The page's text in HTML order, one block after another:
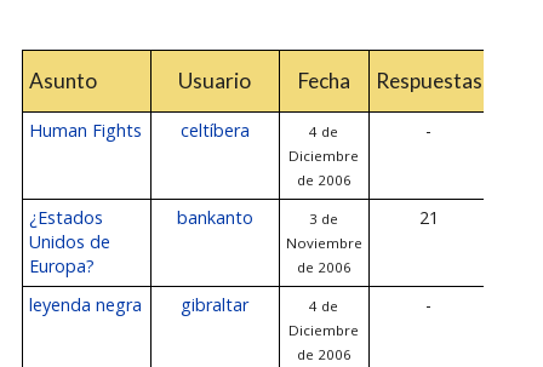
Asunto Usuario Fecha Respuestas
Human Fights celtíbera
4 de
Diciembre
de 2006
-
¿Estados
Unidos de
Europa?
bankanto
3 de
Noviembre
de 2006
21
leyenda negra gibraltar
4 de
Diciembre
de 2006
-